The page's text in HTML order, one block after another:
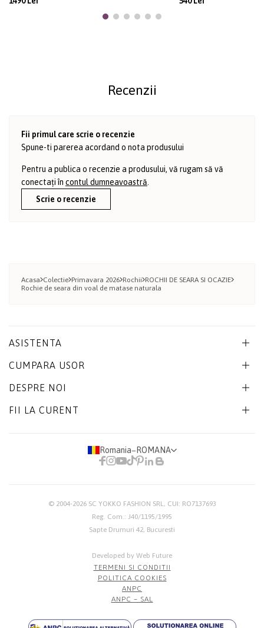
Recenzii
Fii primul care scrie o recenzie
Spune-ti parerea acordand o nota produsului
Pentru a publica o recenzie a produsului, vă rugam să vă
conectați în contul dumneavoastră
Scrie o recenzie
Acasa Colectie Primavara 2026 Rochii ROCHII DE SEARA SI OCAZIE
Rochie de seara din voal de matase naturala
ASISTENTA
CUMPARA USOR
DESPRE NOI
FII LA CURENT
Romania− ROMANA
© 2004-2026 SC YOKKO FASHION SRL, CUI: RO7137693
Reg. Com.: J40/1195/1995
Sapte Drumuri 42, Bucuresti
Developed by Web Future
TERMENI SI CONDITII
POLITICA COOKIES
ANPC
ANPC – SAL